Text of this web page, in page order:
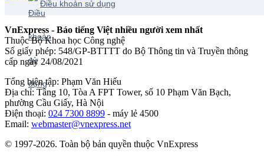
Điều khoản sử dụng
VnExpress - Báo tiếng Việt nhiều người xem nhất
Thuộc Bộ Khoa học Công nghệ
Số giấy phép: 548/GP-BTTTT do Bộ Thông tin và Truyền thông
cấp ngày 24/08/2021
Tổng biên tập: Phạm Văn Hiếu
Địa chỉ: Tầng 10, Tòa A FPT Tower, số 10 Phạm Văn Bạch,
phường Cầu Giấy, Hà Nội
Điện thoại: 024 7300 8899 - máy lẻ 4500
Email: webmaster@vnexpress.net
© 1997-2026. Toàn bộ bản quyền thuộc VnExpress